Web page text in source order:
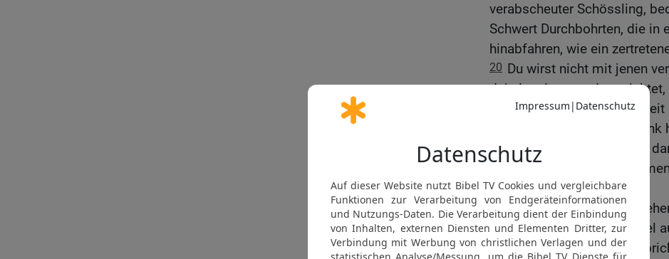
verabscheuter Schössling,
Schwert Durchbohrten, die in
hinabfahren, wie ein
20 Du wirst nicht mit jenen
dein Land zugrunde
der Übeltäter wird in
Richtet eine
Missetat ihrer Väter willen,
und die Erde in Besitz
machen!«
22 Ich will gegen sie
Heerscharen, und von Babel
Spross und Schössling!,